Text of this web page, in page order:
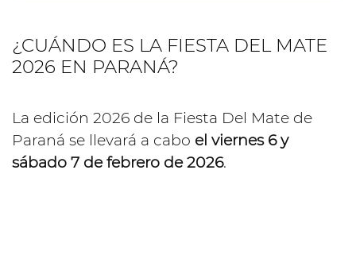
¿CUÁNDO ES LA FIESTA DEL MATE
2026 EN PARANÁ?
La edición 2026 de la Fiesta Del Mate de
Paraná se llevará a cabo el viernes 6 y
sábado 7 de febrero de 2026.